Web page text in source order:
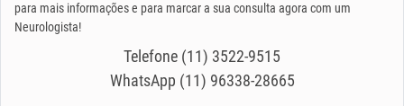
para mais informações e para marcar a sua consulta agora com um
Neurologista!
Telefone (11) 3522-9515
WhatsApp (11) 96338-28665